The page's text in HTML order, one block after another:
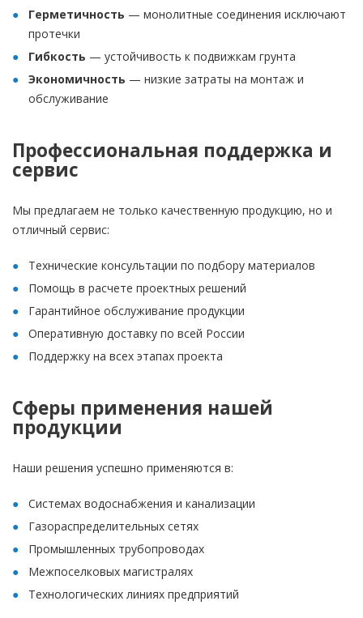
Герметичность — монолитные соединения исключают
протечки
Гибкость — устойчивость к подвижкам грунта
Экономичность — низкие затраты на монтаж и
обслуживание
Профессиональная поддержка и
сервис
Мы предлагаем не только качественную продукцию, но и
отличный сервис:
Технические консультации по подбору материалов
Помощь в расчете проектных решений
Гарантийное обслуживание продукции
Оперативную доставку по всей России
Поддержку на всех этапах проекта
Сферы применения нашей
продукции
Наши решения успешно применяются в:
Системах водоснабжения и канализации
Газораспределительных сетях
Промышленных трубопроводах
Межпоселковых магистралях
Технологических линиях предприятий